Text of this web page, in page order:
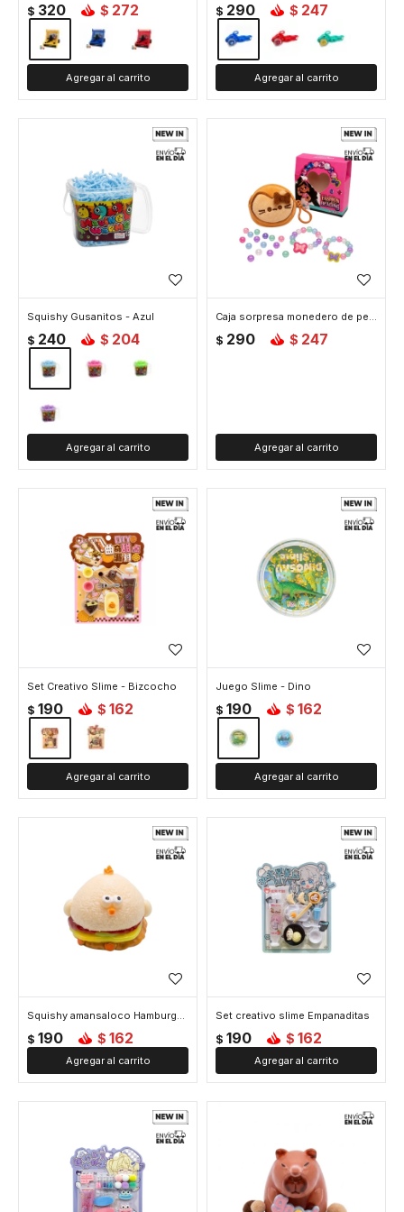
$ 320 $ 272 $ 290 $ 247
Squishy Gusanitos - Azul
$ 240 $ 204
Caja sorpresa monedero de peluche
$ 290 $ 247
Set Creativo Slime - Bizcocho
$ 190 $ 162
Juego Slime - Dino
$ 190 $ 162
Squishy amansaloco Hamburguesa
$ 190 $ 162
Set creativo slime Empanaditas
$ 190 $ 162